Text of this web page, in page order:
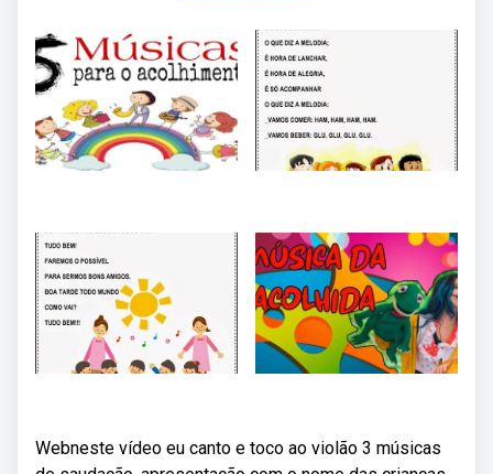
Webneste vídeo eu canto e toco ao violão 3 músicas